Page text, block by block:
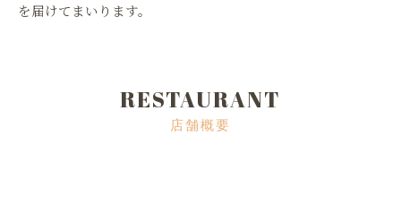
を届けてまいります。
店舗概要
RESTAURANT